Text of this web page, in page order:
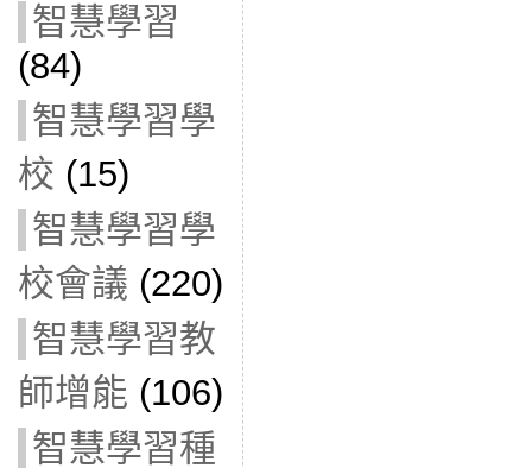
智慧學習
(84)
智慧學習學
校 (15)
智慧學習學
校會議 (220)
智慧學習教
師增能 (106)
智慧學習種